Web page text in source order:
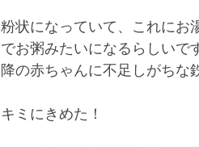
粉状になっていて、これにお
でお粥みたいになるらしいで
降の赤ちゃんに不足しがちな
キミにきめた！